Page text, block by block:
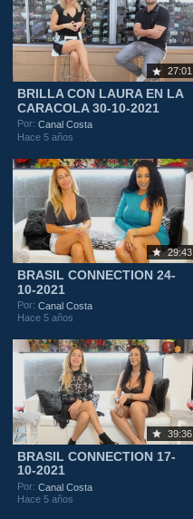
27:01
BRILLA CON LAURA EN LA
CARACOLA 30-10-2021
Por:Canal Costa
Hace 5 años
29:43
BRASIL CONNECTION 24-
10-2021
Por:Canal Costa
Hace 5 años
39:36
BRASIL CONNECTION 17-
10-2021
Por:Canal Costa
Hace 5 años